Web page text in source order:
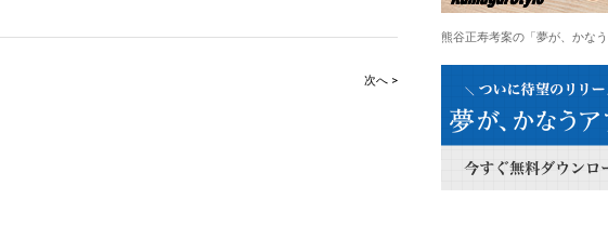
次へ >
熊谷正寿考案の「夢が、かな